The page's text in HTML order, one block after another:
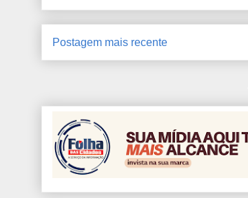
Postagem mais recente